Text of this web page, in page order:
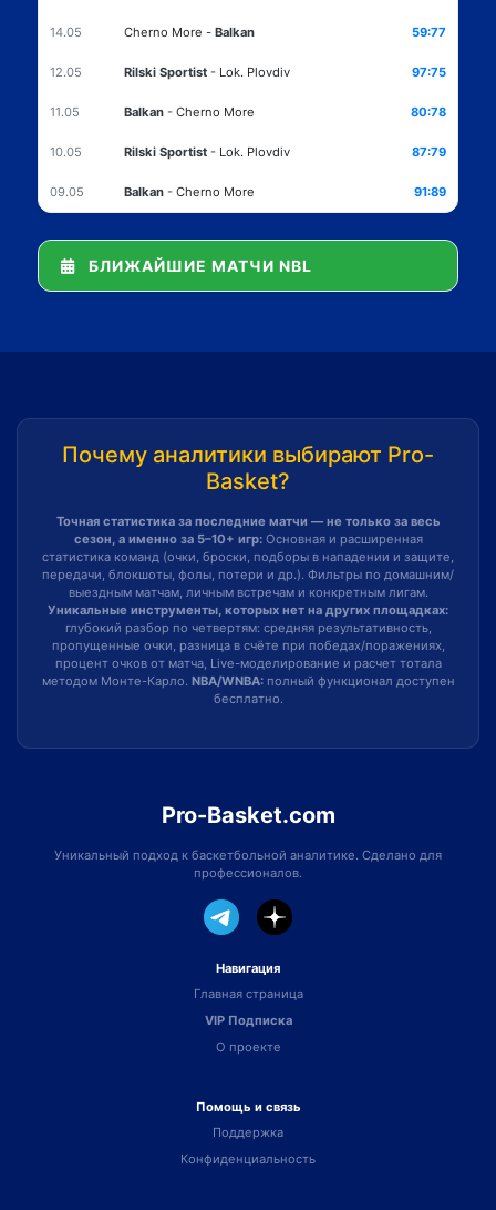
14.05 Cherno More - Balkan 59:77
12.05 Rilski Sportist - Lok. Plovdiv 97:75
11.05 Balkan - Cherno More 80:78
10.05 Rilski Sportist - Lok. Plovdiv 87:79
09.05 Balkan - Cherno More 91:89
БЛИЖАЙШИЕ МАТЧИ NBL
Почему аналитики выбирают Pro-
Basket?
Точная статистика за последние матчи — не только за весь
сезон, а именно за 5–10+ игр:Основная и расширенная
статистика команд (очки, броски, подборы в нападении и защите,
передачи, блокшоты, фолы, потери и др.). Фильтры по домашним/
выездным матчам, личным встречам и конкретным лигам.
Уникальные инструменты, которых нет на других площадках:
глубокий разбор по четвертям: средняя результативность,
пропущенные очки, разница в счёте при победах/поражениях,
процент очков от матча, Live-моделирование и расчет тотала
методом Монте-Карло. NBA/WNBA:полный функционал доступен
бесплатно.
Pro-Basket.com
Уникальный подход к баскетбольной аналитике. Сделано для
профессионалов.
Навигация
Главная страница
VIP Подписка
О проекте
Помощь и связь
Поддержка
Конфиденциальность